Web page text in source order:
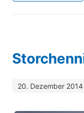
20. Dezember 2014